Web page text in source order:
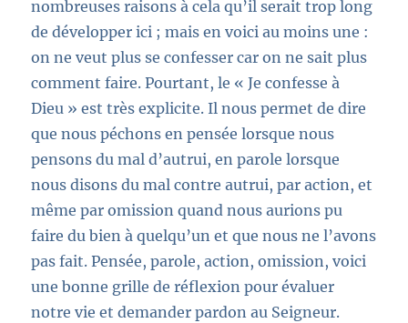
nombreuses raisons à cela qu’il serait trop long
de développer ici ; mais en voici au moins une :
on ne veut plus se confesser car on ne sait plus
comment faire. Pourtant, le « Je confesse à
Dieu » est très explicite. Il nous permet de dire
que nous péchons en pensée lorsque nous
pensons du mal d’autrui, en parole lorsque
nous disons du mal contre autrui, par action, et
même par omission quand nous aurions pu
faire du bien à quelqu’un et que nous nel’avons
pas fait.Pensée, parole, action, omission, voici
une bonne grille de réflexion pour évaluer
notre vie et demander pardon au Seigneur.